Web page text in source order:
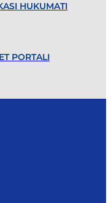
HUKUMATI
PORTALI